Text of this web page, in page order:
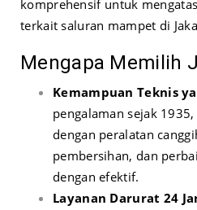
komprehensif untuk
terkait saluran mampet di
Mengapa Memilih
Kemampuan Teknis
pengalaman sejak
dengan peralatan
pembersihan, dan
dengan efektif.
Layanan Darurat 24